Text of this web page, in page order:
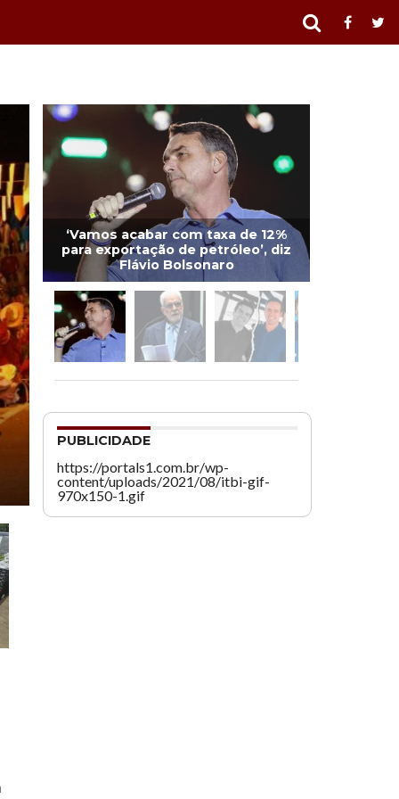
‘Vamos acabar com taxa de 12%
para exportação de petróleo’, diz
Flávio Bolsonaro
PUBLICIDADE
https://portals1.com.br/wp-
content/uploads/2021/08/itbi-gif-
970x150-1.gif